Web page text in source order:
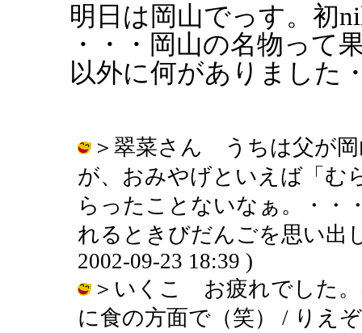
明日は岡山でっす。初
・・・岡山の名物って
以外に何がありました
＞翠菜さん うちは父が岡
が、おみやげといえば「む
らったことないなぁ。・・
れるときびだんごを思い出
2002-09-23 18:39 )
＞いくこ お疲れでした。
に食の方面で（笑） / りえ